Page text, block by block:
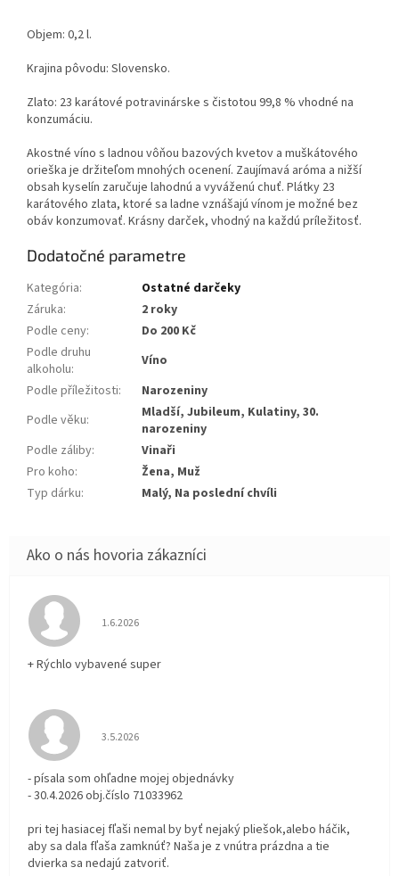
Objem: 0,2 l.
Krajina pôvodu: Slovensko.
Zlato: 23 karátové potravinárske s čistotou 99,8 % vhodné na
konzumáciu.
Akostné víno s ladnou vôňou bazových kvetov a muškátového
orieška je držiteľom mnohých ocenení. Zaujímavá aróma a nižší
obsah kyselín zaručuje lahodnú a vyváženú chuť. Plátky 23
karátového zlata, ktoré sa ladne vznášajú vínom je možné bez
obáv konzumovať. Krásny darček, vhodný na každú príležitosť.
Dodatočné parametre
Kategória:
Ostatné darčeky
Záruka:
2 roky
Podle ceny:
Do 200 Kč
Podle druhu
alkoholu:
Víno
Podle příležitosti:
Narozeniny
Podle věku:
Mladší, Jubileum, Kulatiny, 30.
narozeniny
Podle záliby:
Vinaři
Pro koho:
Žena, Muž
Typ dárku: Malý, Na poslední chvíli
Hodnotenie obchodu je 5 z 5 hviezdičiek.
1.6.2026
+ Rýchlo vybavené super
Hodnotenie obchodu je 3 z 5 hviezdičiek.
3.5.2026
- písala som ohľadne mojej objednávky
- 30.4.2026 obj.číslo 71033962
pri tej hasiacej fľaši nemal by byť nejaký pliešok,alebo háčik,
aby sa dala fľaša zamknúť? Naša je z vnútra prázdna a tie
dvierka sa nedajú zatvoriť.